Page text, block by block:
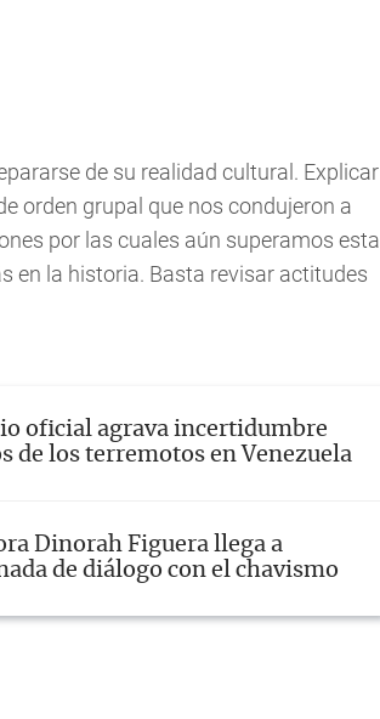
de su realidad cultural. Explicar
orden grupal que nos condujeron a
por las cuales aún superamos esta
en la historia. Basta revisar actitudes
oficial agrava incertidumbre
de los terremotos en Venezuela
Dinorah Figuera llega a
de diálogo con el chavismo